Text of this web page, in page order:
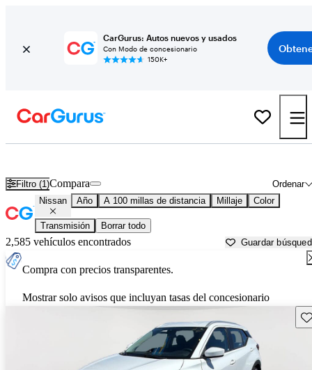
CarGurus: Autos nuevos y usados
Con Modo de concesionario
150K+
Filtro (1) Ordenar
Compara
Nissan Año A 100 millas de distancia Millaje Color
Transmisión Borrar todo
2,585 vehículos encontrados Guardar
Compra con precios transparentes.
Mostrar solo avisos que incluyan tasas del concesionario